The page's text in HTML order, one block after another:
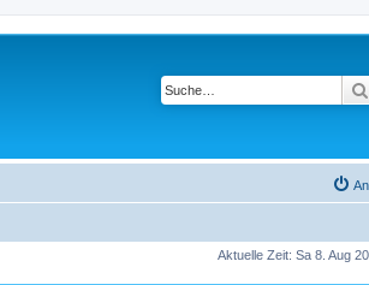
Aktuelle Zeit: Sa 8. Aug